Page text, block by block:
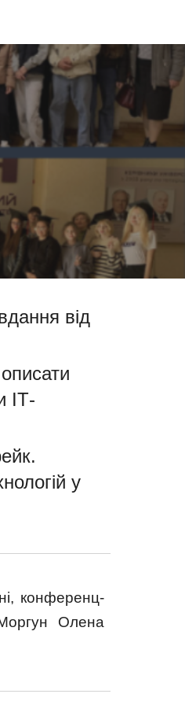
від
ІТ-
у
конференц-
Олена